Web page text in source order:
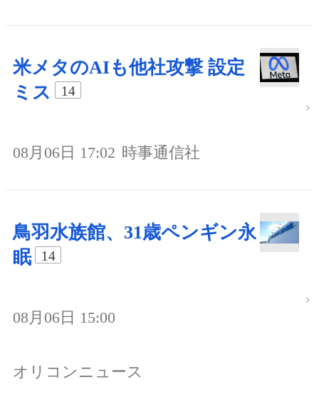
米メタのAIも他社攻撃 設定
ミス
14
08月06日 17:02 時事通信社
鳥羽水族館、31歳ペンギン永
眠
14
08月06日 15:00
オリコンニュース